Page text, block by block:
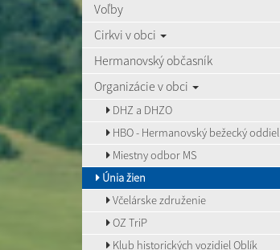
Voľby
Cirkvi v obci
Hermanovský občasník
Organizácie v obci
DHZ a DHZO
HBO - Hermanovský bežecký oddiel
Miestny odbor MS
Únia žien
Včelárske združenie
OZ TriP
Klub historických vozidiel Oblík